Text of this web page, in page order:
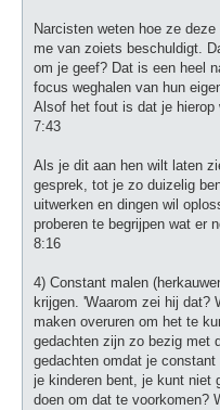
Narcisten weten hoe ze
me van zoiets beschuldigt.
om je geef? Dat is een heel
focus weghalen van hun
Alsof het fout is dat je hierop
7:43
Als je dit aan hen wilt laten
gesprek, tot je zo duizelig
uitwerken en dingen wil
proberen te begrijpen wat er
8:16
4) Constant malen
krijgen. 'Waarom zei hij dat?
maken overuren om het te
gedachten zijn zo bezig met
gedachten omdat je
je kinderen bent, je kunt niet
doen om dat te voorkomen?